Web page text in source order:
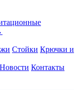
Стойки Крючки и
Новости Контакты